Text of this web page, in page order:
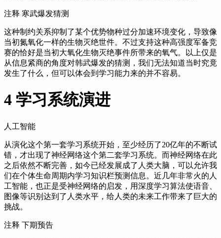
注释 寒武爆发猜测
这种制约关系抑制了某个优势物种过分加速环境变化， 导致像
当初氮氧化一样的生物灭绝世件。 不过支持这种高强度军备竞
赛的恰好是当初大氧化生物灭绝事件所带来的氧气。
以上仅是
从信息紧商的角度对韩武爆发的猜测， 我们无法知道当时究竟
发生了什么， 但可以体会到学习能力来的并不容易。
4 学习系统演进
人工智能
从演化这个第一套学习系统开始， 至少经历了20亿年的不断试
错， 才出现了神经网络这个第二套学习系统。 而神经网络在此
之后依然不断完善， 如今已经发展成了人类大脑， 可以允许我
们在个体生命周期内学习知识栏预测信息。 近几年非常火的人
工智能， 也正是受神经网络的启发， 用深度学习算法使语音、
图像等识别达到了人类水平， 给人类的未来工作带来了巨大的
挑战。
注释 下期预告